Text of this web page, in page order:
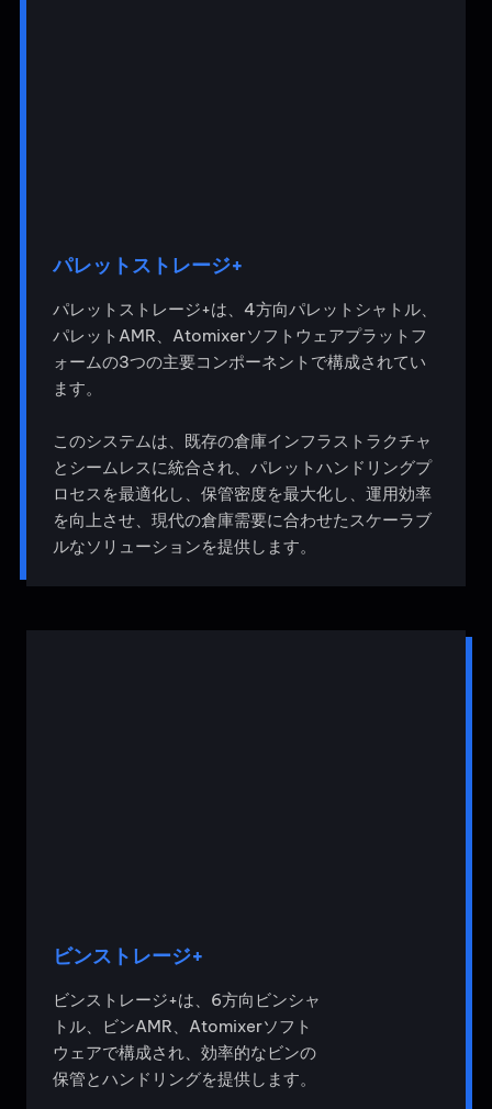
パレットストレージ+
パレットストレージ+は、4方向パレットシャトル、
パレットAMR、Atomixerソフトウェアプラットフ
ォームの3つの主要コンポーネントで構成されてい
ます。
このシステムは、既存の倉庫インフラストラクチャ
とシームレスに統合され、パレットハンドリングプ
ロセスを最適化し、保管密度を最大化し、運用効率
を向上させ、現代の倉庫需要に合わせたスケーラブ
ルなソリューションを提供します。
ビンストレージ+
ビンストレージ+は、6方向ビンシャ
トル、ビンAMR、Atomixerソフト
ウェアで構成され、効率的なビンの
保管とハンドリングを提供します。